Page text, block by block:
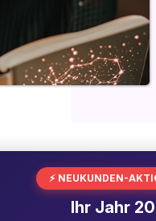
⚡ NEUKUNDEN-
Ihr Jahr